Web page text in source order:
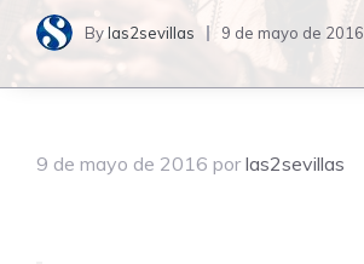
Bylas2sevillas 9 de mayo de 2016
9 de mayo de 2016 por las2sevillas